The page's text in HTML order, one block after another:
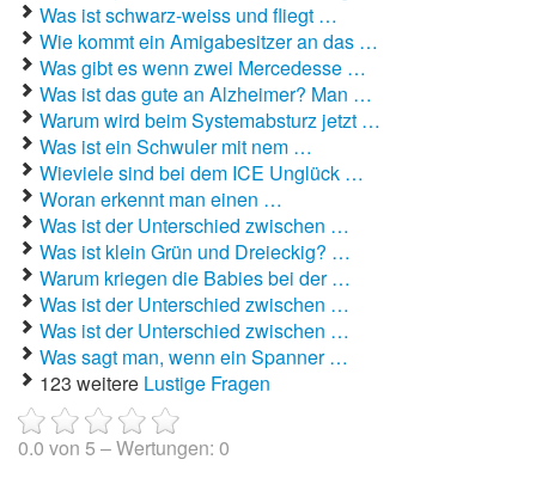
Bankerwitze
Bart Simpson Sprüche
Bauernregeln
Bauernwitze
Bayern Witze
Beamtenwitze
Bierwitze
Bill Clinton Witze
Blondinenwitze
Was ist schwarz-weiss und fliegt …
Wie kommt ein Amigabesitzer an das …
Was gibt es wenn zwei Mercedesse …
Was ist das gute an Alzheimer? Man …
Warum wird beim Systemabsturz jetzt …
Was ist ein Schwuler mit nem …
Wieviele sind bei dem ICE Unglück …
Woran erkennt man einen …
Was ist der Unterschied zwischen …
Was ist klein Grün und Dreieckig? …
Warum kriegen die Babies bei der …
Was ist der Unterschied zwischen …
Was ist der Unterschied zwischen …
Was sagt man, wenn ein Spanner …
123 weitere Lustige Fragen
0.0 von 5 – Wertungen: 0